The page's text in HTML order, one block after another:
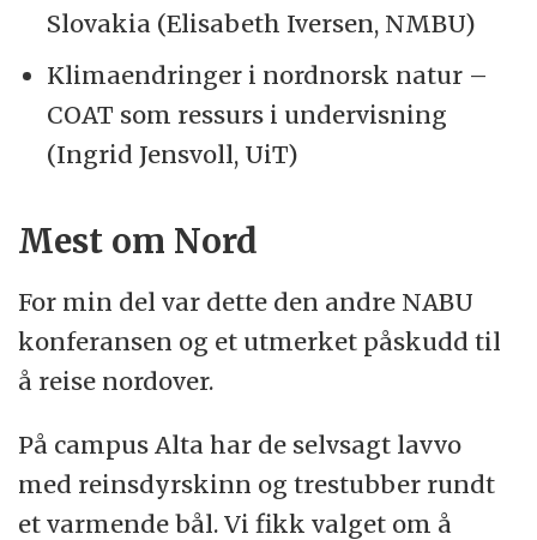
Slovakia (Elisabeth Iversen, NMBU)
Klimaendringer i nordnorsk natur –
COAT som ressurs i undervisning
(Ingrid Jensvoll, UiT)
Mest om Nord
For min del var dette den andre NABU
konferansen og et utmerket påskudd til
å reise nordover.
På campus Alta har de selvsagt lavvo
med reinsdyrskinn og trestubber rundt
et varmende bål. Vi fikk valget om å